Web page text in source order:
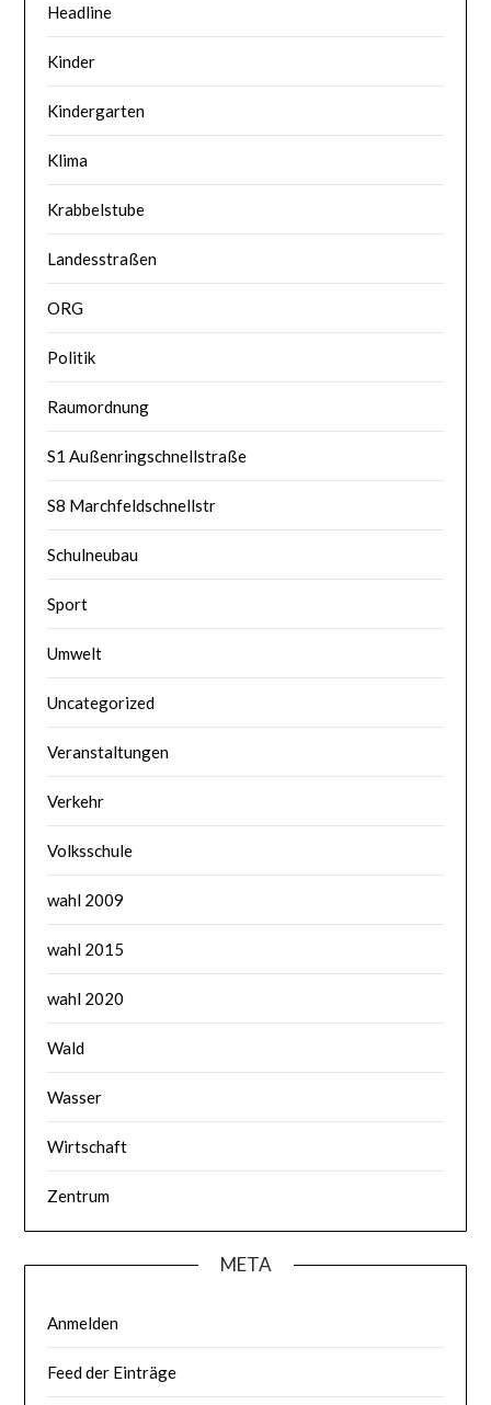
Headline
Kinder
Kindergarten
Klima
Krabbelstube
Landesstraßen
ORG
Politik
Raumordnung
S1 Außenringschnellstraße
S8 Marchfeldschnellstr
Schulneubau
Sport
Umwelt
Uncategorized
Veranstaltungen
Verkehr
Volksschule
wahl 2009
wahl 2015
wahl 2020
Wald
Wasser
Wirtschaft
Zentrum
META
Anmelden
Feed der Einträge